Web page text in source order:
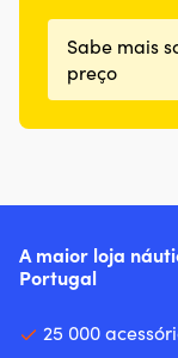
Sabe mais
preço
A maior loja
Portugal
25 000